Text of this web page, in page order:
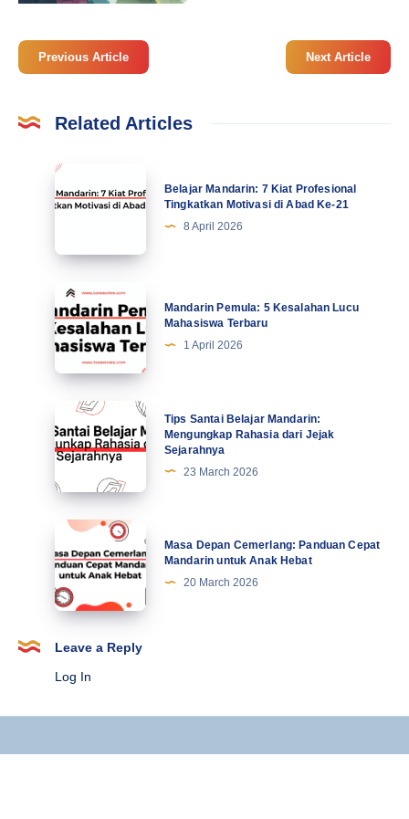
Previous Article Next Article
Related Articles
Belajar
Mandarin:
Profesional
Tingkatkan
Motivasi
di
Abad
Ke-
Belajar Mandarin: 7 Kiat Profesional
Tingkatkan Motivasi di Abad Ke-21
8 April 2026
Mandarin
Pemula:
5
Kesalahan
Lucu
Mahasiswa
Terbaru
Mandarin Pemula: 5 Kesalahan Lucu
Mahasiswa Terbaru
1 April 2026
Tips
Santai
Belajar
Mandarin:
Mengungkap
Rahasia
dari
Jejak
Sejarahnya
Tips Santai Belajar Mandarin:
Mengungkap Rahasia dari Jejak
Sejarahnya
23 March 2026
Masa
Depan
Cemerlang:
Panduan
Cepat
Mandarin
Masa Depan Cemerlang: Panduan Cepat
Mandarin untuk Anak Hebat
20 March 2026
Leave a Reply
Log In